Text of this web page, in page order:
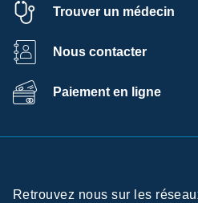
Trouver un médecin
Nous contacter
Paiement en ligne
Retrouvez nous sur les